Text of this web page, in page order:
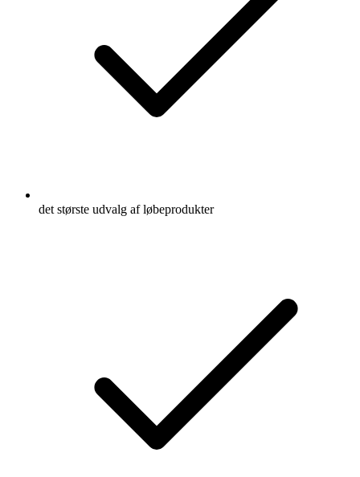
det største udvalg af løbeprodukter